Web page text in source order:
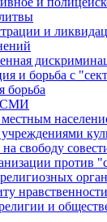
и
и борьба с
борьба
СМИ
свободу
против
нравственности
и